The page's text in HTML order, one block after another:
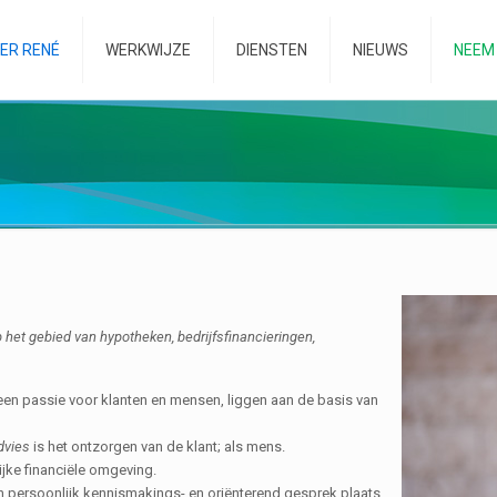
RENÉ WERKWIJZE DIENSTEN NIEUWS
gebied van hypotheken, bedrijfsfinancieringen,
passie voor klanten en mensen, liggen aan de basis van
is het ontzorgen van de klant; als mens.
financiële omgeving.
kennismakings- en oriënterend gesprek plaats.